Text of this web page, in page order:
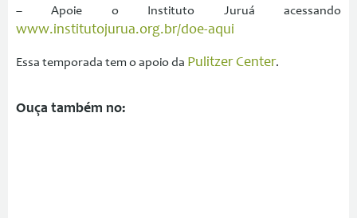
– Apoie o Instituto Juruá acessando
www.institutojurua.org.br/doe-aqui
Essa temporada tem o apoio da ⁠Pulitzer Center⁠.
Ouça também no: